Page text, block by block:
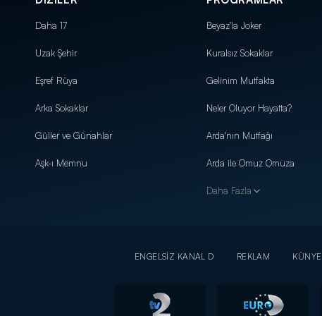
Daha 17
Uzak Şehir
Eşref Rüya
Arka Sokaklar
Güller ve Günahlar
Aşk-ı Memnu
Beyaz'la Joker
Kuralsız Sokaklar
Gelinim Mutfakta
Neler Oluyor Hayatta?
Arda'nın Mutfağı
Arda ile Omuz Omuza
Daha Fazla
ENGELSİZ KANAL D REKLAM KÜNYE